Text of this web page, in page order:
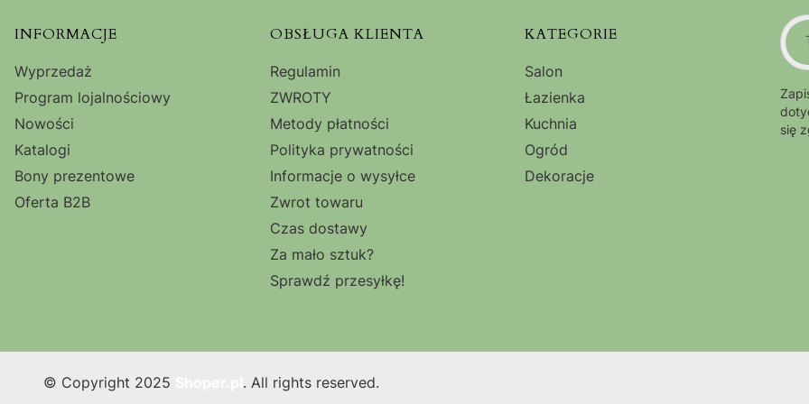
Linki w stopce
INFORMACJE
Wyprzedaż
Program lojalnościowy
Nowości
Katalogi
Bony prezentowe
Oferta B2B
OBSŁUGA KLIENTA
Regulamin
ZWROTY
Metody płatności
Polityka prywatności
Informacje o wysyłce
Zwrot towaru
Czas dostawy
Za mało sztuk?
Sprawdź przesyłkę!
KATEGORIE
Salon
Łazienka
Kuchnia
Ogród
Dekoracje
się
© Copyright 2025 . All rights reserved.